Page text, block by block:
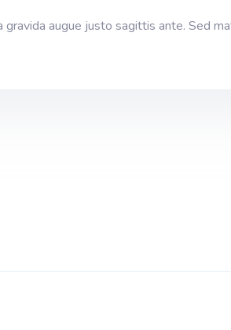
gravida augue justo sagittis ante. Sed